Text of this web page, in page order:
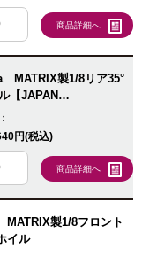
商品詳細へ
MATRIX製1/8リア35°
【JAPAN
円(税込)
商品詳細へ
製1/8フロント
イル